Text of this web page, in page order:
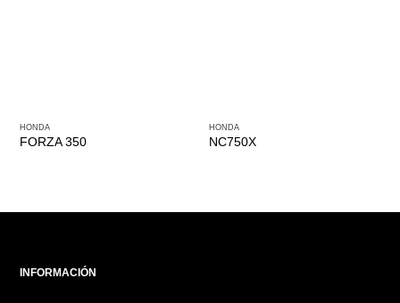
HONDA
FORZA 350
HONDA
NC750X
INFORMACIÓN